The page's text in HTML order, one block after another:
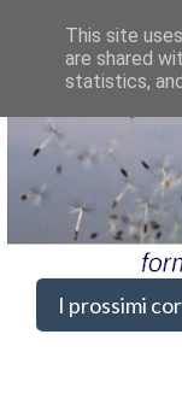
I prossimi
This site
are shared
statistics,